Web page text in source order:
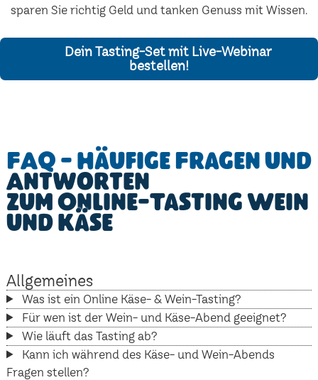
sparen Sie richtig Geld und tanken Genuss mit Wissen.
Dein Tasting-Set mit Live-Webinar
bestellen!
FAQ - Häufige Fragen und
Antworten
zum Online-Tasting Wein
und Käse
Allgemeines
Was ist ein Online Käse- & Wein-Tasting?
Für wen ist der Wein- und Käse-Abend geeignet?
Wie läuft das Tasting ab?
Kann ich während des Käse- und Wein-Abends
Fragen stellen?